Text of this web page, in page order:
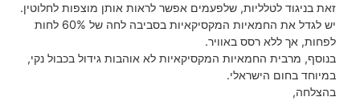
זאת בניגוד לטלליות, שלפעמים אפשר לראות אותן מוצפות לחלוטין.
יש לגדל את החמאיות המקסיקאיות בסביבה לחה של 60% לחות
לפחות, אך ללא רסס באוויר.
בנוסף, מרבית החמאיות המקסיקאיות לא אוהבות גידול בכבול נקי,
במיוחד בחום הישראלי.
בהצלחה,